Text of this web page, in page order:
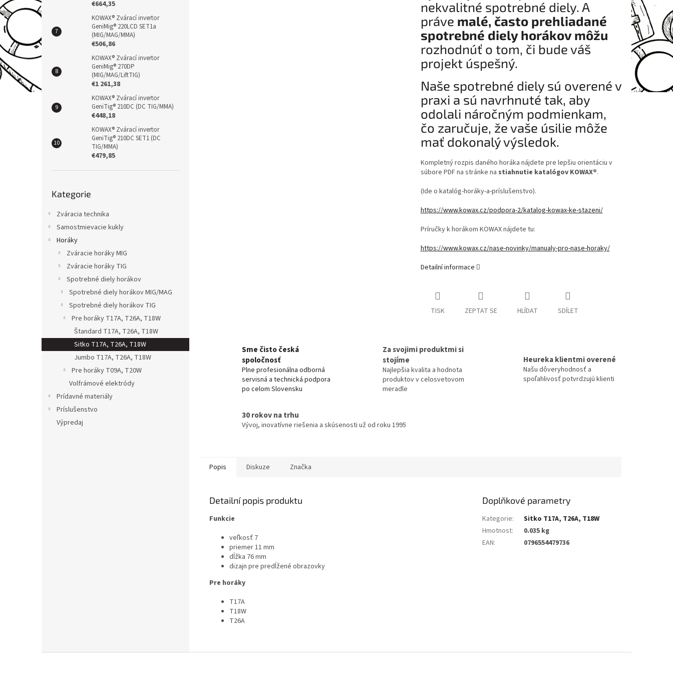
€664,35
KOWAX® Zvárací invertor
GeniMig® 220LCD SET1a
(MIG/MAG/MMA)
€506,86
KOWAX® Zvárací invertor
GeniMig® 270DP
(MIG/MAG/LiftTIG)
€1 261,38
KOWAX® Zvárací invertor
GeniTig® 210DC (DC TIG/MMA)
€448,18
KOWAX® Zvárací invertor
GeniTig® 210DC SET1 (DC
TIG/MMA)
€479,85
kategorie
Kategorie
Zváracia technika
Samostmievacie kukly
Horáky
Zváracie horáky MIG
Zváracie horáky TIG
Spotrebné diely horákov
Spotrebné diely horákov MIG/MAG
Spotrebné diely horákov TIG
Pre horáky T17A, T26A, T18W
Štandard T17A, T26A, T18W
Sitko T17A, T26A, T18W
Jumbo T17A, T26A, T18W
Pre horáky T09A, T20W
Volfrámové elektródy
Prídavné materiály
Príslušenstvo
Výpredaj
nekvalitné spotrebné diely. A
práve malé, často prehliadané
spotrebné diely horákov môžu
rozhodnúť o tom, či bude váš
projekt úspešný.
Naše spotrebné diely sú overené v
praxi a sú navrhnuté tak, aby
odolali náročným podmienkam,
čo zaručuje, že vaše úsilie môže
mať dokonalý výsledok.
Kompletný rozpis daného horáka nájdete pre lepšiu orientáciu v
súbore PDF na stránke na stiahnutie katalógov KOWAX®.
(Ide o katalóg-horáky-a-príslušenstvo).
https://www.kowax.cz/podpora-2/katalog-kowax-ke-stazeni/
Príručky k horákom KOWAX nájdete tu:
https://www.kowax.cz/nase-novinky/manualy-pro-nase-horaky/
Detailní informace
TISK ZEPTAT SE HLÍDAT SDÍLET
Sme čisto česká
spoločnosť
Plne profesionálna odborná
servisná a technická podpora
po celom Slovensku
Za svojimi produktmi si
stojíme
Najlepšia kvalita a hodnota
produktov v celosvetovom
meradle
Heureka klientmi overené
Našu dôveryhodnosť a
spoľahlivosť potvrdzujú klienti
30 rokov na trhu
Vývoj, inovatívne riešenia a skúsenosti už od roku 1995
Popis Diskuze Značka
Detailní popis produktu
Funkcie
veľkosť 7
priemer 11 mm
dĺžka 76 mm
dizajn pre predĺžené obrazovky
Pre horáky
T17A
T18W
T26A
Doplňkové parametry
Kategorie:
Sitko T17A, T26A, T18W
Hmotnost:
0.035 kg
EAN: 0796554479736